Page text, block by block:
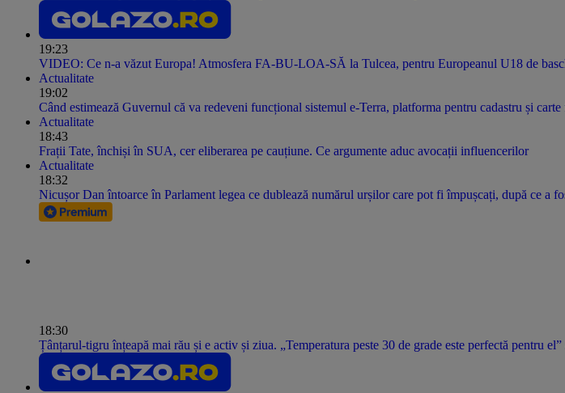
19:23
VIDEO: Ce n-a văzut Europa! Atmosfera FA-BU-LOA-SĂ la Tulcea, pentru Europeanul U18 de
Actualitate
19:02
Când estimează Guvernul că va redeveni funcțional sistemul e-Terra, platforma pentru cadastru și
Actualitate
18:43
Frații Tate, închiși în SUA, cer eliberarea pe cauțiune. Ce argumente aduc avocații influencerilor
Actualitate
18:32
Nicușor Dan întoarce în Parlament legea ce dublează numărul urșilor care pot fi împușcați, după ce a
18:30
Țânțarul-tigru înțeapă mai rău și e activ și ziua. „Temperatura peste 30 de grade este perfectă pentru